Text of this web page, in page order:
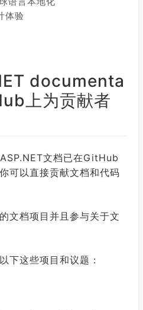
体验
documenta
上为贡献者
文档已在GitHub
可以直接贡献文档和代码
文档项目并且参与关于文
下这些项目和议题：